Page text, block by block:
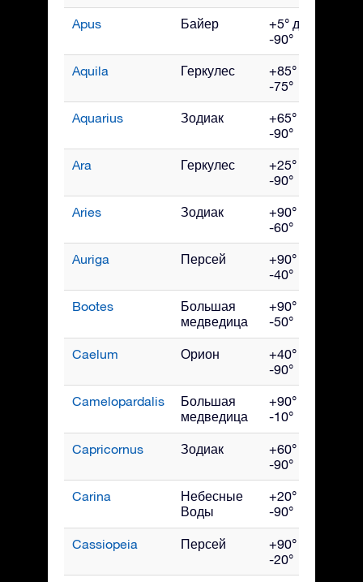
Apus Байер
+5° до
-90°
Aquila Геркулес
+85° до
-75°
Aquarius Зодиак
+65° до
-90°
Ara Геркулес
+25° до
-90°
Aries Зодиак
+90° до
-60°
Auriga Персей
+90° до
-40°
Bootes
Большая
медведица
+90° до
-50°
Caelum Орион
+40° до
-90°
Camelopardalis
Большая
медведица
+90° до
-10°
Capricornus Зодиак
+60° до
-90°
Carina
Небесные
Воды
+20° до
-90°
Cassiopeia Персей
+90° до
-20°